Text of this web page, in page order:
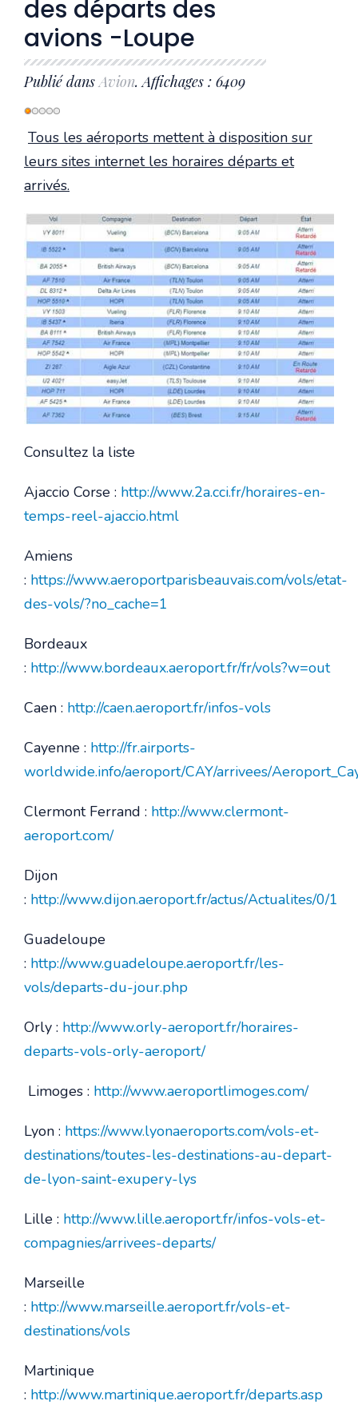
des départs des
avions -Loupe
Publié dansAvion. Affichages : 6409
Vote
utilisateur:1/5
Tous les aéroports mettent à disposition sur
leurs sites internet les horaires départs et
arrivés.
Consultez la liste
Ajaccio Corse : http://www.2a.cci.fr/horaires-en-
temps-reel-ajaccio.html
Amiens
: https://www.aeroportparisbeauvais.com/vols/etat-
des-vols/?no_cache=1
Bordeaux
: http://www.bordeaux.aeroport.fr/fr/vols?w=out
Caen : http://caen.aeroport.fr/infos-vols
Cayenne : http://fr.airports-
worldwide.info/aeroport/CAY/arrivees/
Clermont Ferrand : http://www.clermont-
aeroport.com/
Dijon
: http://www.dijon.aeroport.fr/actus/Actualites/0/1
Guadeloupe
: http://www.guadeloupe.aeroport.fr/les-
vols/departs-du-jour.php
Orly : http://www.orly-aeroport.fr/horaires-
departs-vols-orly-aeroport/
Limoges : http://www.aeroportlimoges.com/
Lyon : https://www.lyonaeroports.com/vols-et-
destinations/toutes-les-destinations-au-depart-
de-lyon-saint-exupery-lys
Lille : http://www.lille.aeroport.fr/infos-vols-et-
compagnies/arrivees-departs/
Marseille
: http://www.marseille.aeroport.fr/vols-et-
destinations/vols
Martinique
: http://www.martinique.aeroport.fr/departs.asp